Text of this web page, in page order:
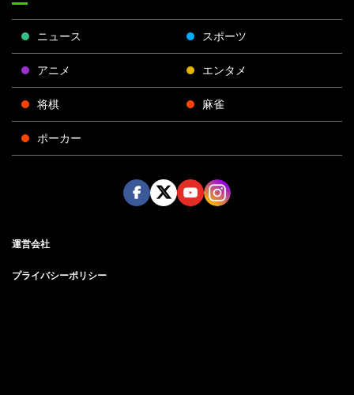
ニュース スポーツ
アニメ エンタメ
将棋 麻雀
ポーカー
運営会社
プライバシーポリシー